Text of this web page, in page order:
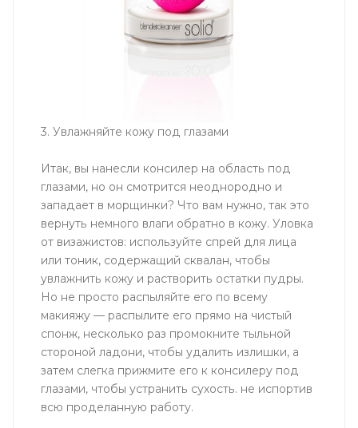
3. Увлажняйте кожу под глазами
Итак, вы нанесли консилер на область под
глазами, но он смотрится неоднородно и
западает в морщинки? Что вам нужно, так это
вернуть немного влаги обратно в кожу. Уловка
от визажистов: используйте спрей для лица
или тоник, содержащий сквалан, чтобы
увлажнить кожу и растворить остатки пудры.
Но не просто распыляйте его по всему
макияжу — распылите его прямо на чистый
спонж, несколько раз промокните тыльной
стороной ладони, чтобы удалить излишки, а
затем слегка прижмите его к консилеру под
глазами, чтобы устранить сухость. не испортив
всю проделанную работу.